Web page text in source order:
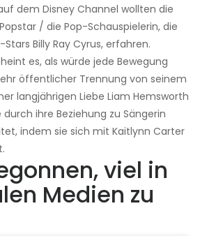
dem Disney Channel wollten die
/ die Pop-Schauspielerin, die
Billy Ray Cyrus, erfahren.
es, als würde jede Bewegung
öffentlicher Trennung von seinem
langjährigen Liebe Liam Hemsworth
ihre Beziehung zu Sängerin
indem sie sich mit Kaitlynn Carter
viel in
Medien zu